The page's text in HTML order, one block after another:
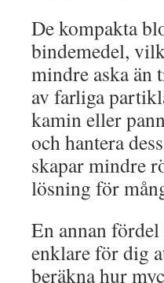
De kompakta
bindemedel,
mindre aska än
av farliga
kamin eller
och hantera
skapar mindre
lösning för
En annan
enklare för dig
beräkna hur